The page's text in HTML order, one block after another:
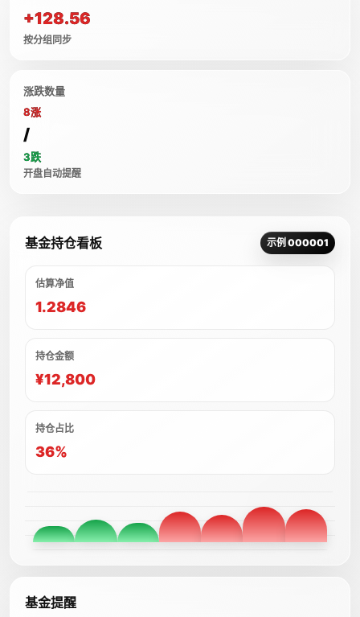
+128.56
按分组同步
涨跌数量
8涨
/
3跌
开盘自动提醒
基金持仓看板 示例 000001
估算净值
1.2846
持仓金额
¥12,800
持仓占比
36%
基金提醒